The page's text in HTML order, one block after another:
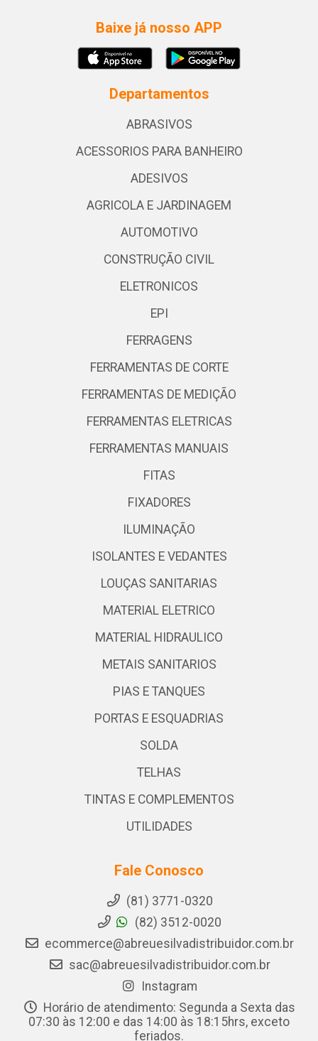
Baixe já nosso APP
Departamentos
ABRASIVOS
ACESSORIOS PARA BANHEIRO
ADESIVOS
AGRICOLA E JARDINAGEM
AUTOMOTIVO
CONSTRUÇÃO CIVIL
ELETRONICOS
EPI
FERRAGENS
FERRAMENTAS DE CORTE
FERRAMENTAS DE MEDIÇÃO
FERRAMENTAS ELETRICAS
FERRAMENTAS MANUAIS
FITAS
FIXADORES
ILUMINAÇÃO
ISOLANTES E VEDANTES
LOUÇAS SANITARIAS
MATERIAL ELETRICO
MATERIAL HIDRAULICO
METAIS SANITARIOS
PIAS E TANQUES
PORTAS E ESQUADRIAS
SOLDA
TELHAS
TINTAS E COMPLEMENTOS
UTILIDADES
Fale Conosco
(81) 3771-0320
(82) 3512-0020
ecommerce@abreuesilvadistribuidor.com.br
sac@abreuesilvadistribuidor.com.br
Instagram
Horário de atendimento: Segunda a Sexta das
07:30 às 12:00 e das 14:00 às 18:15hrs, exceto
feriados.